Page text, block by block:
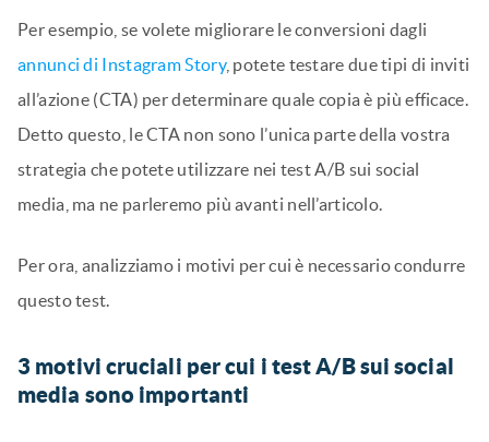
Per esempio, se volete migliorare le conversioni dagli
annunci di Instagram Story, potete testare due tipi di inviti
all’azione (CTA) per determinare quale copia è più efficace.
Detto questo, le CTA non sono l’unica parte della vostra
strategia che potete utilizzare nei test A/B sui social
media, ma ne parleremo più avanti nell’articolo.
Per ora, analizziamo i motivi per cui è necessario condurre
questo test.
3 motivi cruciali per cui i test A/B sui social
media sono importanti